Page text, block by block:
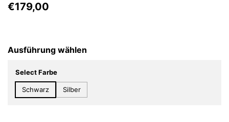
€179,00
Ausführung wählen
Select Farbe
Schwarz Silber